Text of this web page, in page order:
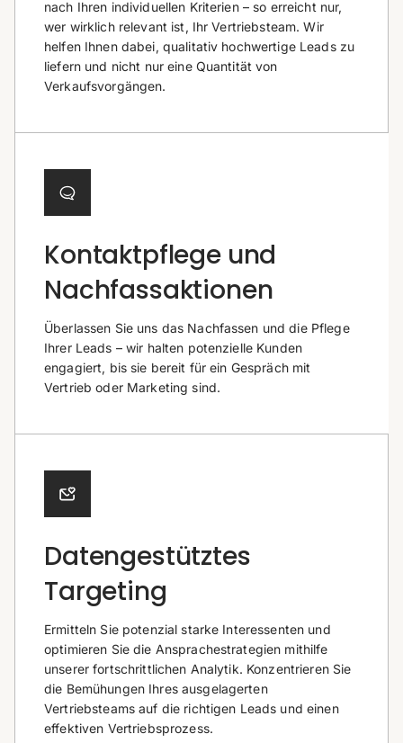
nach Ihren individuellen Kriterien – so erreicht nur,
wer wirklich relevant ist, Ihr Vertriebsteam. Wir
helfen Ihnen dabei, qualitativ hochwertige Leads zu
liefern und nicht nur eine Quantität von
Verkaufsvorgängen.
Kontaktpflege und
Nachfassaktionen
Überlassen Sie uns das Nachfassen und die Pflege
Ihrer Leads – wir halten potenzielle Kunden
engagiert, bis sie bereit für ein Gespräch mit
Vertrieb oder Marketing sind.
Datengestütztes
Targeting
Ermitteln Sie potenzial starke Interessenten und
optimieren Sie die Ansprachestrategien mithilfe
unserer fortschrittlichen Analytik. Konzentrieren Sie
die Bemühungen Ihres ausgelagerten
Vertriebsteams auf die richtigen Leads und einen
effektiven Vertriebsprozess.